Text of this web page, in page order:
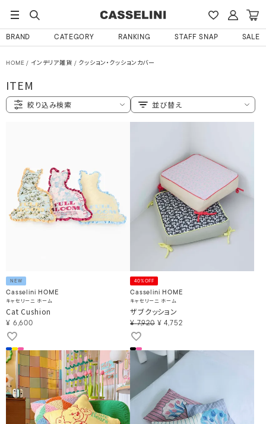
BRAND CATEGORY RANKING STAFF SNAP SALE
HOME インテリア雑貨 クッション・クッションカバー
ITEM
絞り込み検索 並び替え
NEW
Casselini HOME
キャセリーニ ホーム
Cat Cushion
¥ 6,600
40%OFF
Casselini HOME
キャセリーニ ホーム
ザブクッション
¥ 7,920 ¥ 4,752